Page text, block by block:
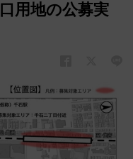
用地の公募実